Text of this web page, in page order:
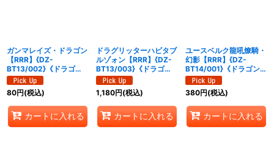
ガンマレイズ・ドラゴン
【RRR】{DZ-
BT13/002}《ドラゴン
エンパイア》
80円(税込)
カートに入れる
ドラグリッターハビタブ
ルゾォン【RRR】{DZ-
BT13/003}《ドラゴン
エンパイア》
1,180円(税込)
カートに入れる
ユースベルク龍吼燎騎・
幻影【RRR】{DZ-
BT14/001}《ドラゴンエ
ンパイア》
380円(税込)
カートに入れる